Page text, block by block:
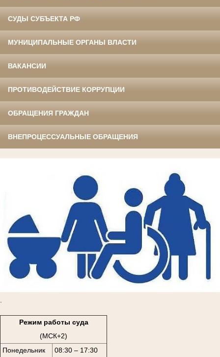
СУДЫ СУБЪЕКТА РФ
МУНИЦИПАЛЬНЫЕ ОРГАНЫ ВЛАСТИ
ВАКАНСИИ
ПРОТИВОДЕЙСТВИЕ КОРРУПЦИИ
ОБРАЩЕНИЯ ГРАЖДАН
ВНЕПРОЦЕССУАЛЬНЫЕ ОБРАЩЕНИЯ
Режим работы суда
(МСК+2)
Понедельник
08:30 – 17:30